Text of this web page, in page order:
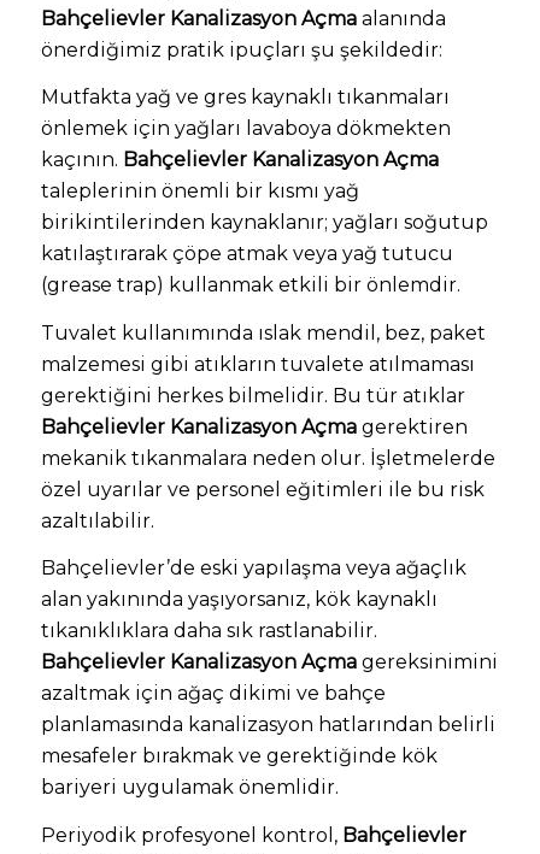
Bahçelievler Kanalizasyon Açmaalanında
önerdiğimiz pratik ipuçları şu şekildedir:
Mutfakta yağ ve gres kaynaklı tıkanmaları
önlemek için yağları lavaboya dökmekten
kaçının. Bahçelievler Kanalizasyon Açma
taleplerinin önemli bir kısmı yağ
birikintilerinden kaynaklanır; yağları soğutup
katılaştırarak çöpe atmak veya yağ tutucu
(grease trap) kullanmak etkili bir önlemdir.
Tuvalet kullanımında ıslak mendil, bez, paket
malzemesi gibi atıkların tuvalete atılmaması
gerektiğini herkes bilmelidir. Bu tür atıklar
Bahçelievler Kanalizasyon Açmagerektiren
mekanik tıkanmalara neden olur. İşletmelerde
özel uyarılar ve personel eğitimleri ile bu risk
azaltılabilir.
Bahçelievler’de eski yapılaşma veya ağaçlık
alan yakınında yaşıyorsanız, kök kaynaklı
tıkanıklıklara daha sık rastlanabilir.
Bahçelievler Kanalizasyon Açmagereksinimini
azaltmak için ağaç dikimi ve bahçe
planlamasında kanalizasyon hatlarından belirli
mesafeler bırakmak ve gerektiğinde kök
bariyeri uygulamak önemlidir.
Periyodik profesyonel kontrol, Bahçelievler